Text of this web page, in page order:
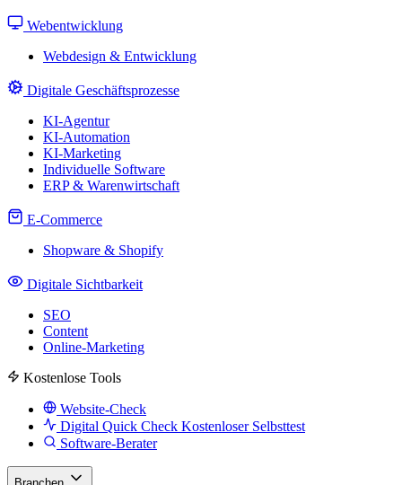
Webentwicklung
Webdesign & Entwicklung
Digitale Geschäftsprozesse
KI-Agentur
KI-Automation
KI-Marketing
Individuelle Software
ERP & Warenwirtschaft
E-Commerce
Shopware & Shopify
Digitale Sichtbarkeit
SEO
Content
Online-Marketing
Kostenlose Tools
Website-Check
Digital Quick Check Kostenloser Selbsttest
Software-Berater